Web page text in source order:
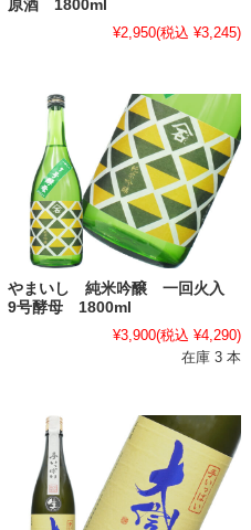
原酒 1800ml
¥2,950(税込 ¥3,245)
やまいし 純米吟醸 一回火入
9号酵母 1800ml
¥3,900(税込 ¥4,290)
在庫 3 本